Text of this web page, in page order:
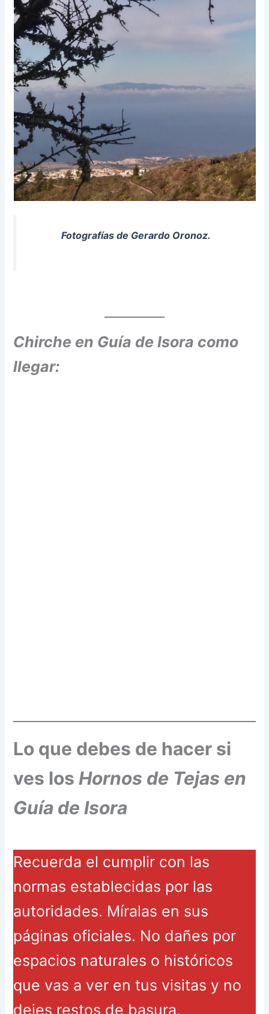
Fotografías de Gerardo Oronoz.
Chirche en Guía de Isora como
llegar:
Lo que debes de hacer si
ves losHornos de Tejas en
Guía de Isora
Recuerda el cumplir con las
normas establecidas por las
autoridades. Míralas en sus
páginas oficiales. No dañes por
espacios naturales o históricos
que vas a ver en tus visitas y no
dejes restos de basura.